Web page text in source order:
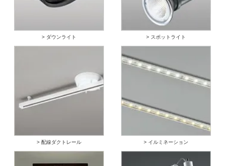
> ダウンライト > スポットライト
> 配線ダクトレール > イルミネーション